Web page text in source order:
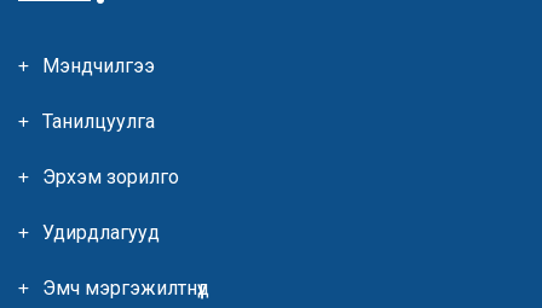
Мэндчилгээ
Танилцуулга
Эрхэм зорилго
Удирдлагууд
Эмч мэргэжилтнүүд